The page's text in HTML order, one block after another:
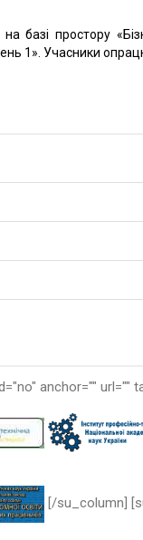
базі простору
1». Учасники
anchor=""
[/su_column]